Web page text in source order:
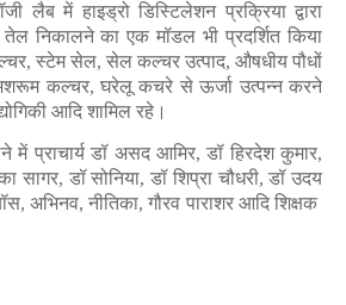
लैब में हाइड्रो डिस्टिलेशन प्रक्रिया द्वारा
निकालने का एक मॉडल भी प्रदर्शित किया
स्टेम सेल, सेल कल्चर उत्पाद, औषधीय पौधों
मशरूम कल्चर, घरेलू कचरे से ऊर्जा उत्पन्न करने
आदि शामिल रहे।
में प्राचार्य डॉ असद आमिर, डॉ हिरदेश कुमार,
सागर, डॉ सोनिया, डॉ शिप्रा चौधरी, डॉ उदय
अभिनव, नीतिका, गौरव पाराशर आदि शिक्षक